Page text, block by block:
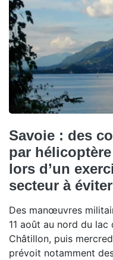
Savoie : des
par
lors d’un
secteur à éviter
Des manœuvres
11 août au nord du
Châtillon, puis
prévoit notamment